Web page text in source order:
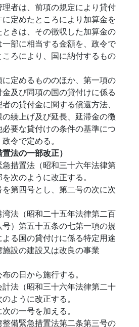
理者は、前項の規定により貸付
に定めたところにより加算金を
きは、その徴収した加算金の
部に相当する金額を、政令で
ころにより、国に納付するもの
に定めるもののほか、第一項の
金及び同項の国の貸付けに係る
の貸付金に関する償還方法、
繰上げ及び延長、延滞金の徴
必要な貸付けの条件の基準につ
令で定める。
法の一部改正）
措置法（昭和三十六年法律第
次のように改正する。
第四号とし、第二号の次に次
湾法（昭和二十五年法律第二百
号）第五十五条の七第一項の規
よる国の貸付けに係る特定用途
施設の建設又は改良の事業
の日から施行する。
法（昭和三十六年法律第二十
ように改正する。
の一号を加える。
整備緊急措置法第二条第三号の